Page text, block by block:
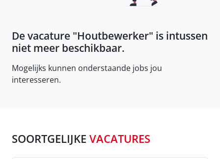
De vacature "Houtbewerker" is intussen
niet meer beschikbaar.
Mogelijks kunnen onderstaande jobs jou
interesseren.
SOORTGELIJKE VACATURES